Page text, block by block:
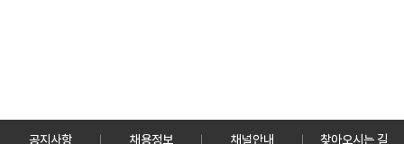
공지사항 채용정보 채널안내 찾아오시는 길